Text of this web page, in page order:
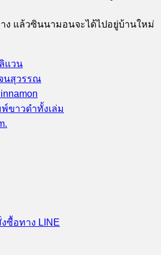
ง แล้วซินนามอนจะได้ไปอยู่บ้านใหม่
แวน
นสุวรรณ
ขาวดำทั้งเล่ม
งซื้อทาง LINE